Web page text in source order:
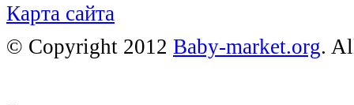
Карта сайта
© Copyright 2012 Baby-market.org.